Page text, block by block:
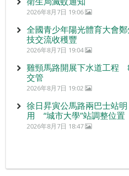
2026年8月7日 19:06
全國青少年陽光體育大會
技交流收穫豐
2026年8月7日 19:04
雞頸馬路開展下水道工程
交管
2026年8月7日 19:02
徐日昇寅公馬路兩巴士站
用 “城市大學”站調整位
2026年8月7日 18:47